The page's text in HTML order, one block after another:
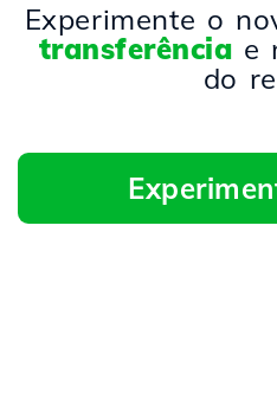
Experimente o
transferência e
do